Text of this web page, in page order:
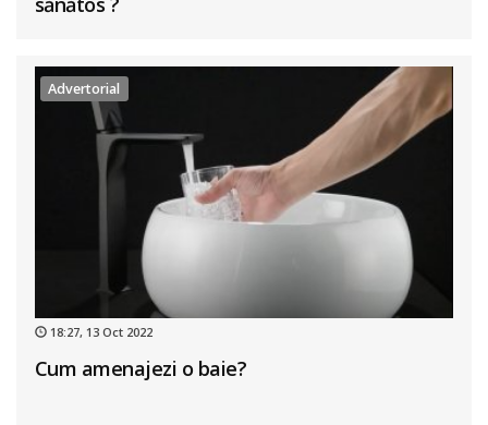
Advertorial
18:27, 13 Oct 2022
Cum amenajezi o baie?